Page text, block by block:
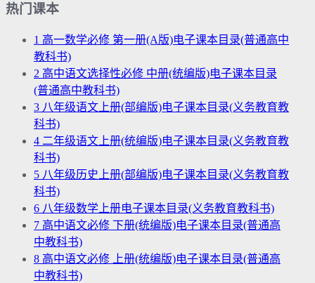
热门课本
1 高一数学必修 第一册(A版)电子课本目录(普通高中
教科书)
2 高中语文选择性必修 中册(统编版)电子课本目录
(普通高中教科书)
3 八年级语文上册(部编版)电子课本目录(义务教育教
科书)
4 二年级语文上册(统编版)电子课本目录(义务教育教
科书)
5 八年级历史上册(部编版)电子课本目录(义务教育教
科书)
6 八年级数学上册电子课本目录(义务教育教科书)
7 高中语文必修 下册(统编版)电子课本目录(普通高
中教科书)
8 高中语文必修 上册(统编版)电子课本目录(普通高
中教科书)